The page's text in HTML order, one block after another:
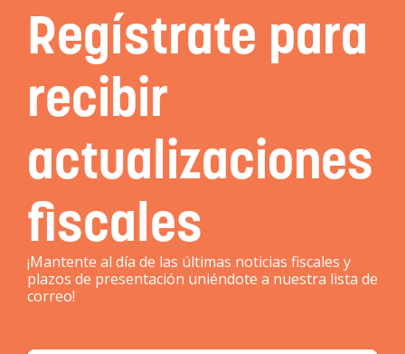
Regístrate para
recibir
actualizaciones
fiscales
¡Mantente al día de las últimas noticias fiscales y
plazos de presentación uniéndote a nuestra lista de
correo!